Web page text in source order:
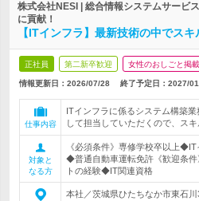
株式会社NESI | 総合情報システムサービ
に貢献！
【ITインフラ】最新技術の中でス
正社員 第二新卒歓迎 女性のおしごと掲
情報更新日：2026/07/28 終了予定日： 2027/
仕事内容
ITインフラに係るシステム構築
して担当していただくので、ス
対象と
なる方
《必須条件》専修学校卒以上
◆普通自動車運転免許《歓迎条
トの経験◆IT関連資格
本社／茨城県ひたちなか市東石